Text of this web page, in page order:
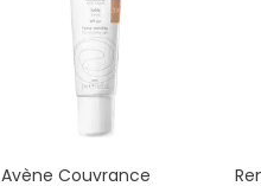
Avène Couvrance